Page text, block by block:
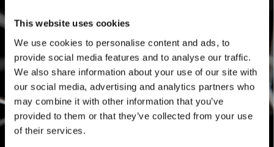
This website uses cookies
We use cookies to personalise content and ads, to
provide social media features and to analyse our traffic.
We also share information about your use of our site with
our social media, advertising and analytics partners who
may combine it with other information that you’ve
provided to them or that they’ve collected from your use
of their services.